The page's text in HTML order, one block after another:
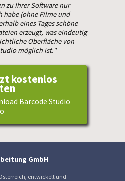
zu Ihrer Software nur
habe (ohne Filme und
eines Tages schöne
erzeugt, was eindeutig
Oberfläche von
möglich ist."
kostenlos
Barcode Studio
GmbH
entwickelt und